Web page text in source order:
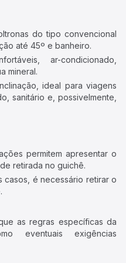
do tipo convencional
até 45º e banheiro.
ar-condicionado,
mineral.
ideal para viagens
sanitário e, possivelmente,
permitem apresentar o
retirada no guichê.
casos, é necessário retirar o
as regras específicas da
eventuais exigências